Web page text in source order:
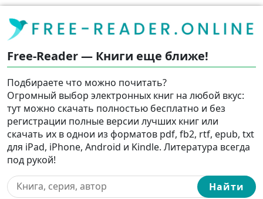
Free-Reader — Книги еще ближе!
Подбираете что можно почитать?
Огромный выбор электронных книг на любой вкус:
тут можно скачать полностью бесплатно и без
регистрации полные версии лучших книг или
скачать их в однои из форматов pdf, fb2, rtf, epub, txt
для iPad, iPhone, Android и Kindle. Литература всегда
под рукой!
Найти